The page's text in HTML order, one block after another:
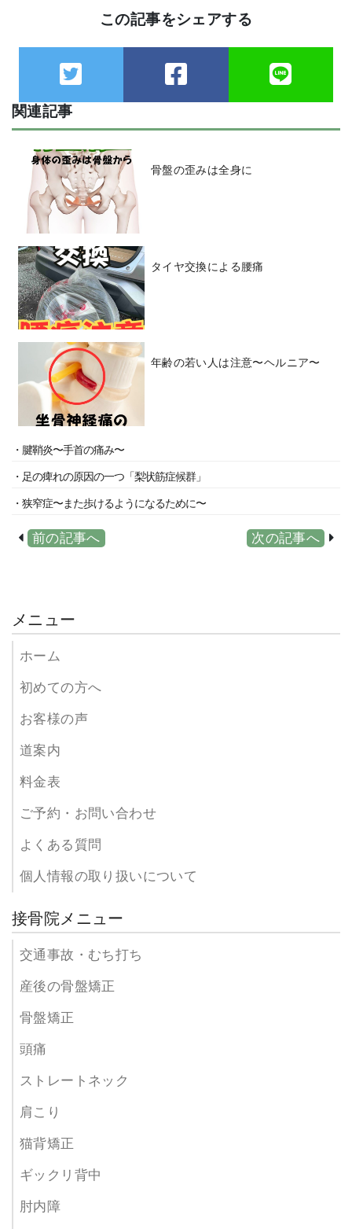
この記事をシェアする
関連記事
骨盤の歪みは全身に
タイヤ交換による腰痛
年齢の若い人は注意〜ヘルニア〜
・腱鞘炎〜手首の痛み〜
・足の痺れの原因の一つ「梨状筋症候群」
・狭窄症〜また歩けるようになるために〜
前の記事へ 次の記事へ
メニュー
ホーム
初めての方へ
お客様の声
道案内
料金表
ご予約・お問い合わせ
よくある質問
個人情報の取り扱いについて
接骨院メニュー
交通事故・むち打ち
産後の骨盤矯正
骨盤矯正
頭痛
ストレートネック
肩こり
猫背矯正
ギックリ背中
肘内障